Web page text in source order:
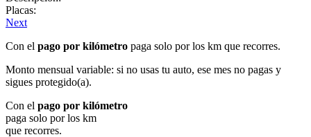
Placas:
Next
Con el pago por kilómetro paga solo por los km que recorres.
Monto mensual variable: si no usas tu auto, ese mes no pagas y
sigues protegido(a).
Con el pago por kilómetro
paga solo por los km
que recorres.